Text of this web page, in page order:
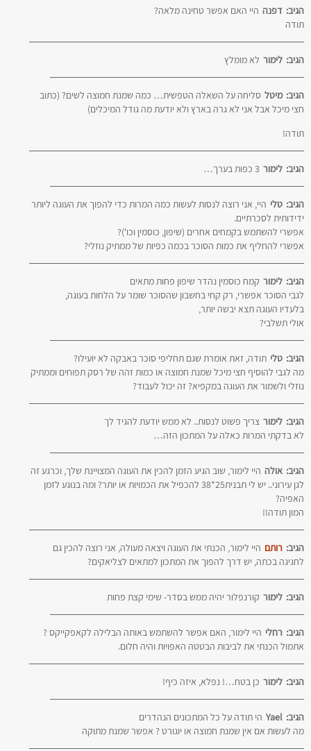
דפנה הגיב:
היי האם אפשר טחינה מלאה?
תודה
לימור הגיב: לא מומלץ
מיטל הגיב:
סליחה על השאלה הטפשית… כמה שמנת חמוצה לשים? (כתוב
חצי מיכל אבל אני לא גרה בארץ ולא יודעת מה גודל המיכלים)
תודה!
לימור הגיב: 3 כפות בערך…
טלי הגיב:
היי, אני רוצה לנסות לעשות כמה המרות כדי להפוך את העוגה ליותר
ידידותית לסכרתיים.
אפשרי להשתמש בקמחים אחרים (שיפון, כוסמין וכו')?
אפשרי להחליף את כמות הסוכר בכמה כפיות של ממתיק נוזלי?
לימור הגיב:
קמח כוסמין נהדר שיפון פחות מתאים
לגבי הסוכר אפשרי, רק קחי בחשבון שהסוכר שומר על הלחות בעוגה,
בלעדיו העוגה תצא יבשה יותר,
אולי תשלבי?
טלי הגיב:
תודה, זאת אומרת שגם תחליפי סוכר באבקה לא יועילו?
מה לגבי להוסיף חצי מיכל שמנת חמוצה או כמות זהה של רסק תפוחים וממתיק
נוזלי ולשמור את העוגה במקפיא? זה יכול לעבוד?
לימור הגיב:
צריך פשוט לנסות.. לא ממש יודעת להגיד לך
לא בדקתי המרות כאלה על המתכון הזה…
אולה הגיב:
היי לימור, שוב הגיע הזמן להכין את העוגה המצויינת שלך, וכרגע זה
לגן עירוני.. יש לי תבנית25*38 להכפיל את הכמויות או יותר? ומה בנוגע לזמן
האפיה?
המון תודה!!
רותם הגיב:
היי לימור, הכנתי את העוגה ויצאה מעולה, אני רוצה להכין גם
לחגיגה בכתה, יש דרך להפוך את המתכון למתאים לצליאקים?
לימור הגיב: קורנפלור יהיה ממש בסדר- שימי קצת פחות
רחלי הגיב:
היי לימור, האם אפשר להשתמש באותה הבלילה לקאפקייקס ?
אתמול הכנתי את לביבות הבטטה האפויות והיה חלום.
לימור הגיב: כן בטח…! נפלא, איזה כיף!
Yael הגיב:
הי תודה על כל המתכונים הנהדרים
מה לעשות אם אין שמנת חמוצה או יוגורט ? אפשר שמנת מתוקה